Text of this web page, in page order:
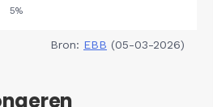
Bron: EBB (05-03-2026)